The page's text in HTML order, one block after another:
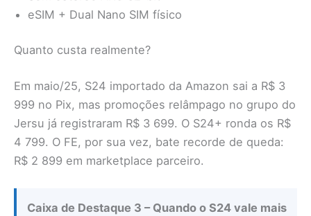
eSIM + Dual Nano SIM físico
Quanto custa realmente?
Em maio/25, S24 importado da Amazon sai a R$ 3
999 no Pix, mas promoções relâmpago no grupo do
Jersu já registraram R$ 3 699. O S24+ ronda os R$
4 799. O FE, por sua vez, bate recorde de queda:
R$ 2 899 em marketplace parceiro.
Caixa de Destaque 3 – Quando o S24 vale mais